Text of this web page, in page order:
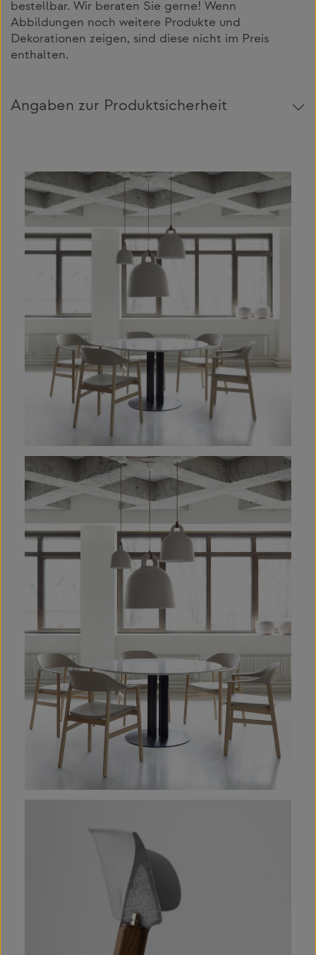
bestellbar. Wir beraten Sie gerne! Wenn
Abbildungen noch weitere Produkte und
Dekorationen zeigen, sind diese nicht im Preis
enthalten.
Angaben zur Produktsicherheit